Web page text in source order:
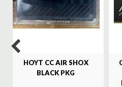
HOYT CC AIR SHOX
BLACK PKG